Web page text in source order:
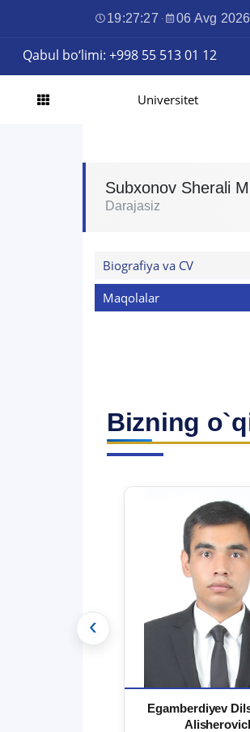
19:27:27 · 06 Avg 2026
Qabul bo‘limi: +998 55 513 01 12
Universitet
Subxonov Sherali
Darajasiz
Biografiya va CV
Maqolalar
Bizning
Egamberdiyev
‹